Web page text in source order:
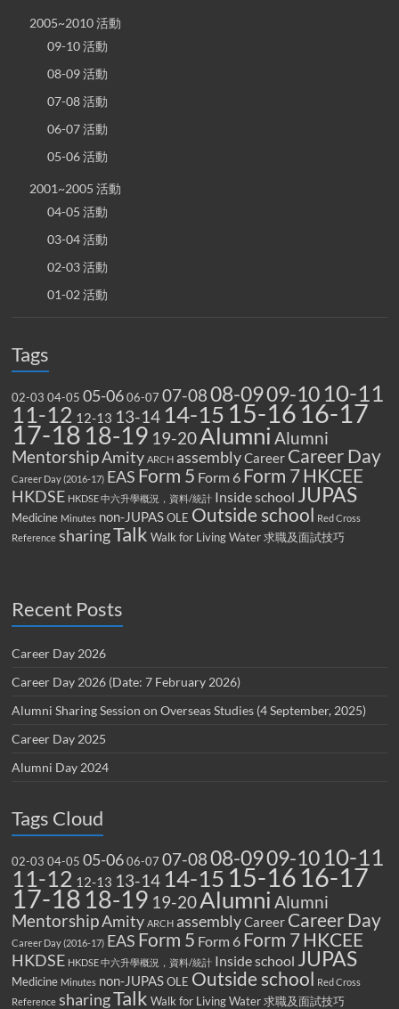
2005~2010 活動
09-10 活動
08-09 活動
07-08 活動
06-07 活動
05-06 活動
2001~2005 活動
04-05 活動
03-04 活動
02-03 活動
01-02 活動
Tags
02-03 04-05 05-06 06-07 07-0808-0909-10 10-11
11-12 12-13 13-14 14-1515-1616-17
17-1818-19 19-20Alumni Alumni
MentorshipAmity ARCH assemblyCareer Career Day
Career Day (2016-17) EAS Form 5 Form 6 Form 7HKCEE
HKDSE HKDSE 中六升學概況，資料/統計 Inside school JUPAS
Medicine Minutes non-JUPAS OLE Outside school Red Cross
Reference sharingTalk Walk for Living Water 求職及面試技巧
Recent Posts
Career Day 2026
Career Day 2026 (Date: 7 February 2026)
Alumni Sharing Session on Overseas Studies (4 September, 2025)
Career Day 2025
Alumni Day 2024
Tags Cloud
02-03 04-05 05-06 06-07 07-0808-0909-10 10-11
11-12 12-13 13-14 14-1515-1616-17
17-1818-19 19-20Alumni Alumni
MentorshipAmity ARCH assemblyCareer Career Day
Career Day (2016-17) EAS Form 5 Form 6 Form 7HKCEE
HKDSE HKDSE 中六升學概況，資料/統計 Inside school JUPAS
Medicine Minutes non-JUPAS OLE Outside school Red Cross
Reference sharingTalk Walk for Living Water 求職及面試技巧